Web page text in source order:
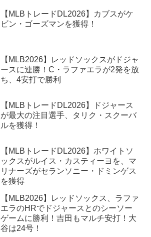
【MLBトレードDL2026】カブスがケ
ビン・ゴーズマンを獲得！
【MLB2026】レッドソックスがドジャ
ースに連勝！C・ラファエラが2発を放
ち、4安打で勝利
【MLBトレードDL2026】ドジャース
が最大の注目選手、タリク・スクーバ
ルを獲得！
【MLBトレードDL2026】ホワイトソ
ックスがルイス・カスティーヨを、マ
リナーズがセランソニー・ドミンゲス
を獲得
【MLB2026】レッドソックス、ラファ
エラのHRでドジャースとのシーソー
ゲームに勝利！吉田もマルチ安打！大
谷は24号！